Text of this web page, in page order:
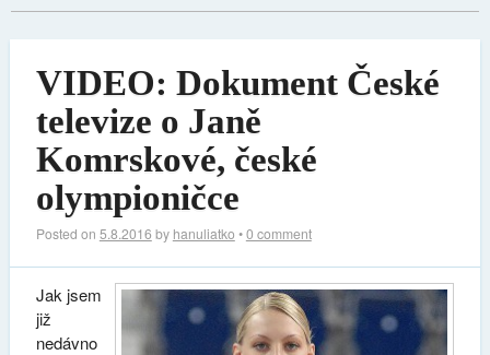
VIDEO: Dokument České
televize o Janě
Komrskové, české
olympioničce
Posted on 5.8.2016 by hanuliatko •0 comment
Jak jsem
již
nedávno